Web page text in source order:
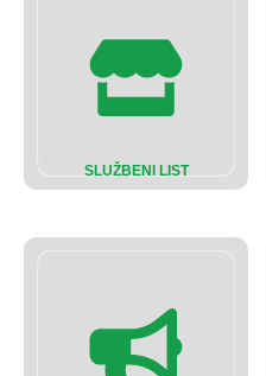
SLUŽBENI LIST